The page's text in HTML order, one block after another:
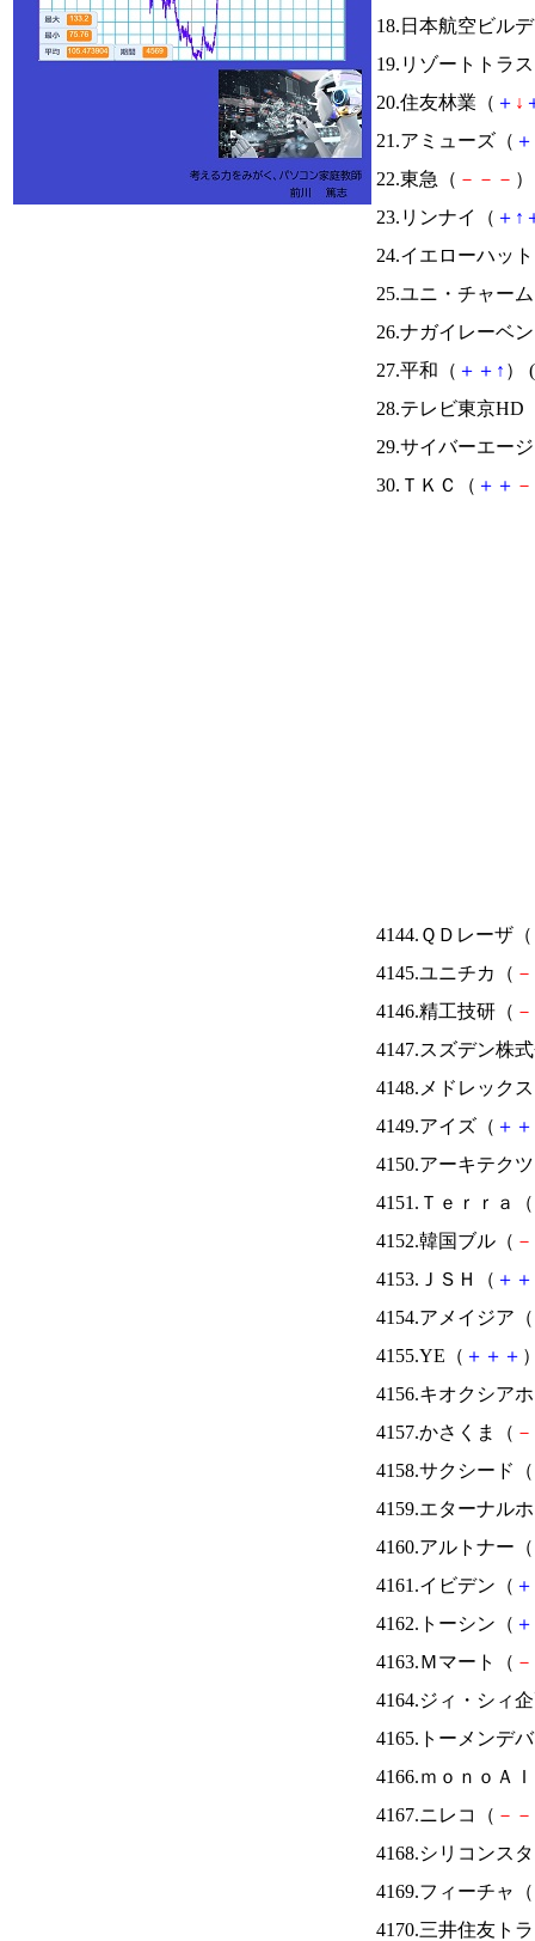
18.日本航空ビル
19.リゾートトラ
20.住友林業（ ＋ ↓
21.アミューズ（ ＋
22.東急（ － － －
23.リンナイ（ ＋ ↑
24.イエローハッ
25.ユニ・チャー
26.ナガイレーベ
27.平和（ ＋ ＋ ↑ ） (
28.テレビ東京HD
29.サイバーエー
30.ＴＫＣ（ ＋ ＋ －
4144.ＱＤレーザ（
4145.ユニチカ（ －
4146.精工技研（ －
4147.スズデン株
4148.メドレック
4149.アイズ（ ＋ ＋
4150.アーキテク
4151.Ｔｅｒｒａ（
4152.韓国ブル（ －
4153.ＪＳＨ（ ＋ ＋
4154.アメイジア（
4155.YE（ ＋ ＋ ＋
4156.キオクシア
4157.かさくま（ －
4158.サクシード（
4159.エターナル
4160.アルトナー（
4161.イビデン（ ＋
4162.トーシン（ ＋
4163.Ｍマート（ －
4164.ジィ・シィ
4165.トーメンデ
4166.ｍｏｎｏＡ
4167.ニレコ（ － －
4168.シリコンス
4169.フィーチャ（
4170.三井住友ト